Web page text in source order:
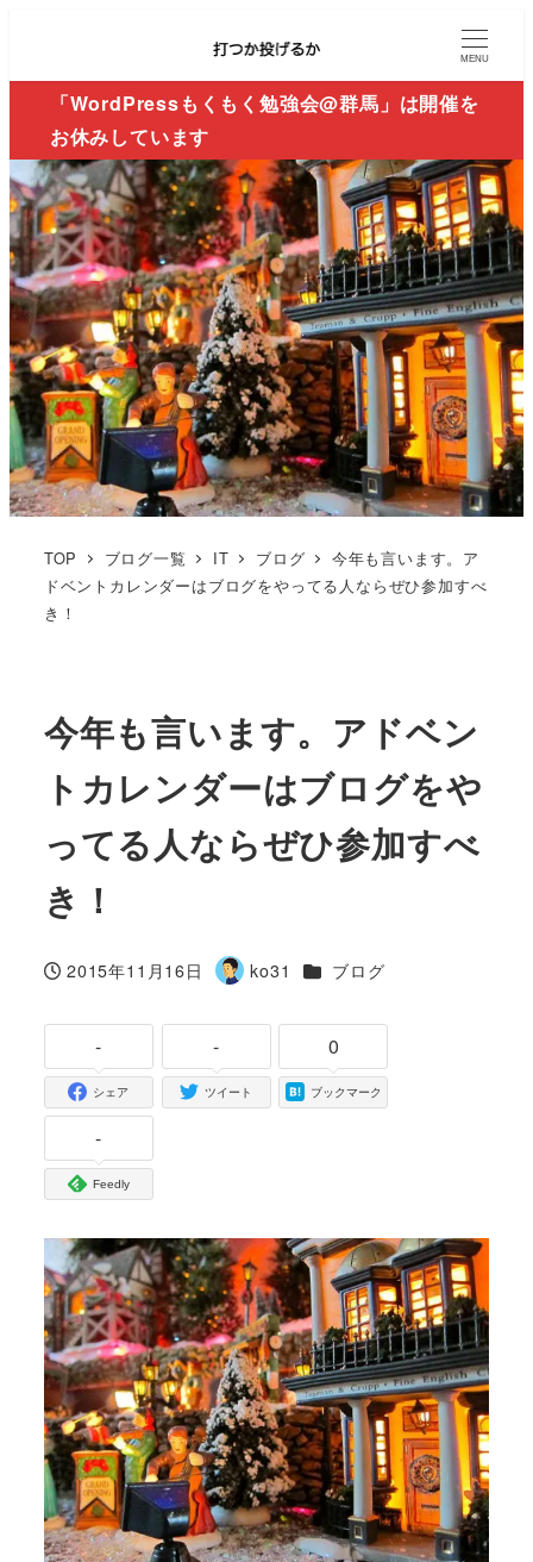
MENU
「WordPressもくもく勉強会@群馬」は開催を
お休みしています
TOP ブログ一覧 IT ブログ
今年も言います。ア
ドベントカレンダーはブログをやってる人ならぜひ参加すべ
き！
今年も言います。アドベン
トカレンダーはブログをや
ってる人ならぜひ参加すべ
き！
投稿日
2015年11月16日
著
ko31 カテゴリー
ブログ
-
シェア
-
ツイート
0
ブックマーク
-
Feedly